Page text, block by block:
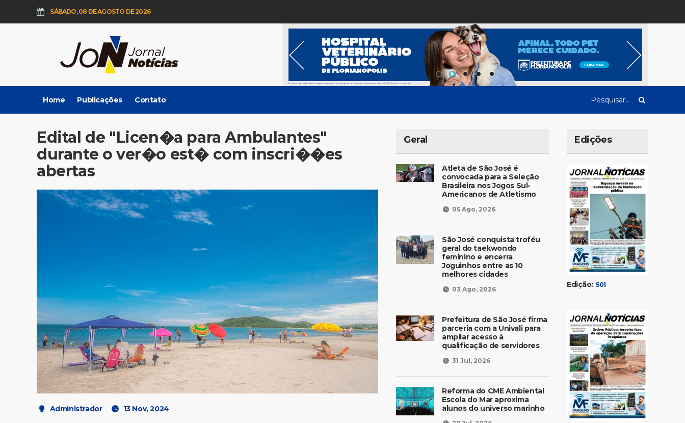
SÁBADO, 08 DE AGOSTO DE 2026
Home Publicações Contato
Edital de "Licen�a para Ambulantes"
durante o ver�o est� com inscri��es
abertas
Administrador 13 Nov, 2024
Geral
Atleta de São José é
convocada para a Seleção
Brasileira nos Jogos Sul-
Americanos de Atletismo
05 Ago, 2026
São José conquista troféu
geral do taekwondo
feminino e encerra
Joguinhos entre as 10
melhores cidades
03 Ago, 2026
Prefeitura de São José firma
parceria com a Univali para
ampliar acesso à
qualificação de servidores
31 Jul, 2026
Reforma do CME Ambiental
Escola do Mar aproxima
alunos do universo marinho
Edições
Edição: 501